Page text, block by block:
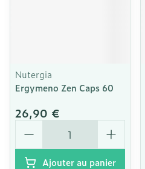
Nutergia
Ergymeno Zen Caps 60
26,90 €
Quantité
Ajouter au panier